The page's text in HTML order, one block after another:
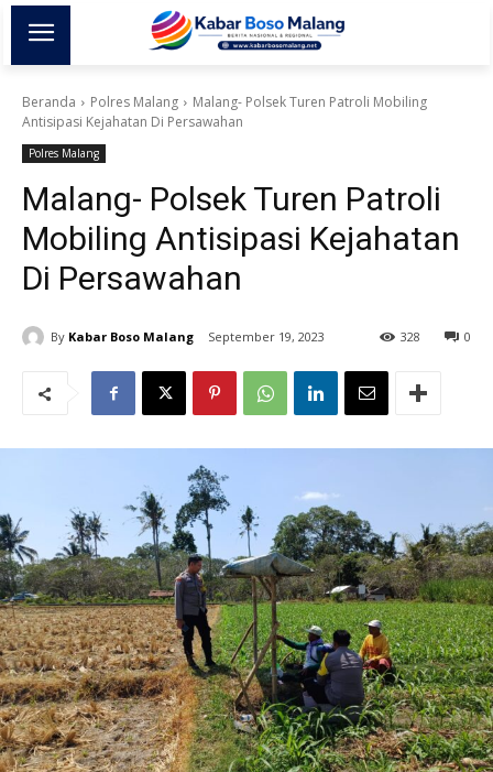
Beranda Polres Malang
Malang- Polsek Turen Patroli Mobiling
Antisipasi Kejahatan Di Persawahan
Polres Malang
Malang- Polsek Turen Patroli
Mobiling Antisipasi Kejahatan
Di Persawahan
By Kabar Boso Malang September 19, 2023 0
328